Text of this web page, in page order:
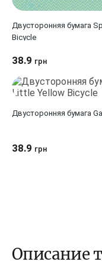
Двусторонняя бумага
Bicycle
38.9 грн
Двусторонняя бумага
38.9 грн
Описание